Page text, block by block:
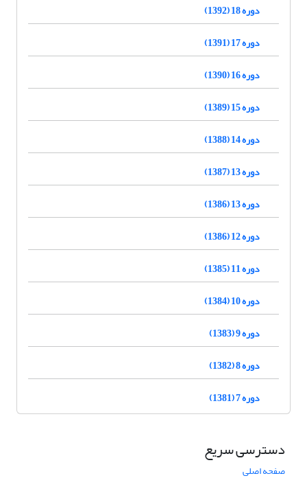
دوره 18 (1392)
دوره 17 (1391)
دوره 16 (1390)
دوره 15 (1389)
دوره 14 (1388)
دوره 13 (1387)
دوره 13 (1386)
دوره 12 (1386)
دوره 11 (1385)
دوره 10 (1384)
دوره 9 (1383)
دوره 8 (1382)
دوره 7 (1381)
دسترسی سریع
صفحه اصلی